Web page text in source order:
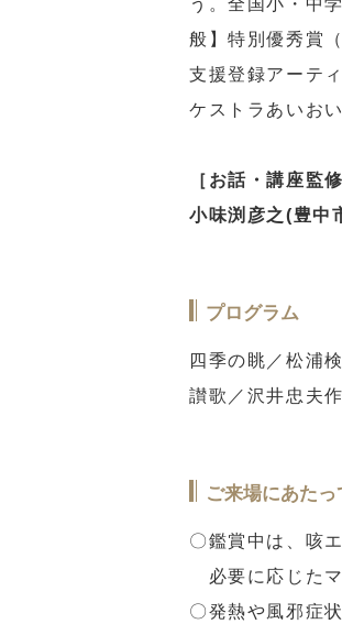
般】特別優秀賞
支援登録アーテ
ケストラあいお
［お話・講座監修
小味渕彦之(豊中
プログラム
四季の眺／松浦
讃歌／沢井忠夫
ご来場にあたっ
〇鑑賞中は、咳
必要に応じたマ
〇発熱や風邪症